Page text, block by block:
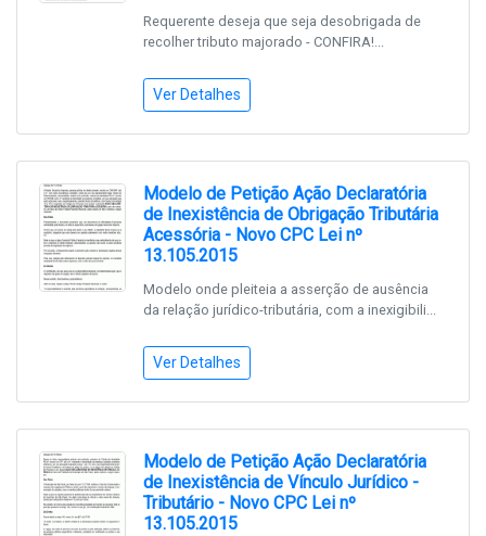
Requerente deseja que seja desobrigada de
recolher tributo majorado - CONFIRA!...
Ver Detalhes
Modelo de Petição Ação Declaratória
de Inexistência de Obrigação Tributária
Acessória - Novo CPC Lei nº
13.105.2015
Modelo onde pleiteia a asserção de ausência
da relação jurídico-tributária, com a inexigibili...
Ver Detalhes
Modelo de Petição Ação Declaratória
de Inexistência de Vínculo Jurídico -
Tributário - Novo CPC Lei nº
13.105.2015